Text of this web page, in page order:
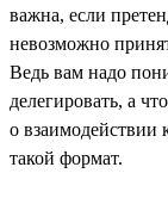
важна, если
невозможно
Ведь вам надо
делегировать, а
о взаимодействии
такой формат.